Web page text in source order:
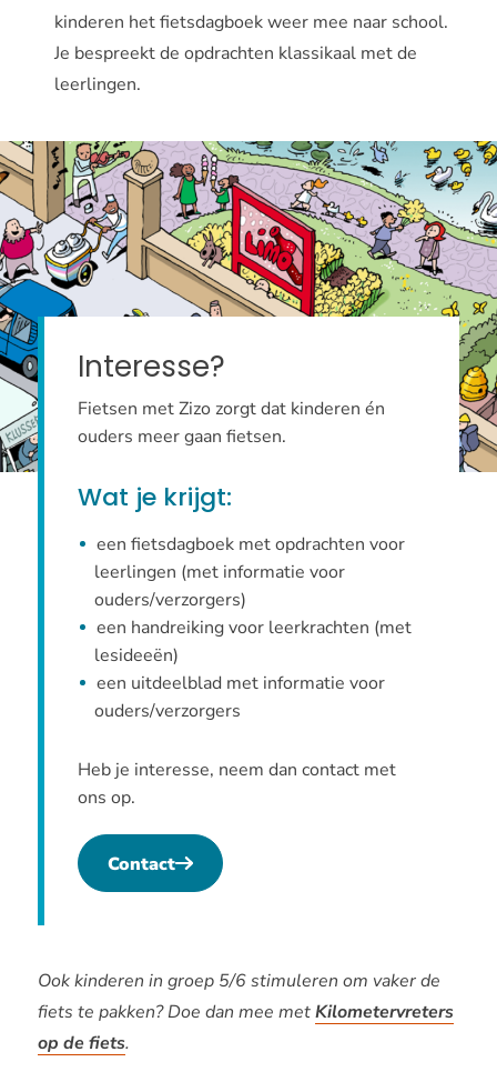
kinderen het fietsdagboek weer mee naar school.
Je bespreekt de opdrachten klassikaal met de
leerlingen.
Interesse?
Fietsen met Zizo zorgt dat kinderen én
ouders meer gaan fietsen.
Wat je krijgt:
een fietsdagboek met opdrachten voor
leerlingen (met informatie voor
ouders/verzorgers)
een handreiking voor leerkrachten (met
lesideeën)
een uitdeelblad met informatie voor
ouders/verzorgers
Heb je interesse, neem dan contact met
ons op.
Contact
Ook kinderen in groep 5/6 stimuleren om vaker de
fiets te pakken? Doe dan mee metKilometervreters
op de fiets.